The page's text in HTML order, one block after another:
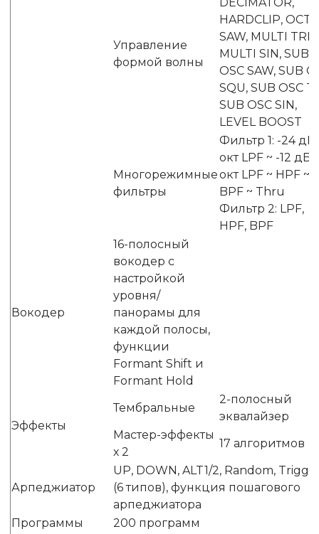
Управление
формой волны
HARDCLIP, OCT
SAW, MULTI TRI,
MULTI SIN, SUB
OSC SAW, SUB
SQU, SUB OSC
SUB OSC SIN,
LEVEL BOOST
Многорежимные
фильтры
Фильтр 1: -24 дБ/
окт LPF ~ -12 дБ/
окт LPF ~ HPF ~
BPF ~ Thru
Фильтр 2: LPF,
HPF, BPF
Вокодер
16-полосный
вокодер с
настройкой
уровня/
панорамы для
каждой полосы,
функции
Formant Shift и
Formant Hold
Эффекты
Тембральные
2-полосный
эквалайзер
Мастер-эффекты
х 2
17 алгоритмов
Арпеджиатор
UP, DOWN, ALT1/2, Random,
(6 типов), функция пошагового
арпеджиатора
Программы
200 программ